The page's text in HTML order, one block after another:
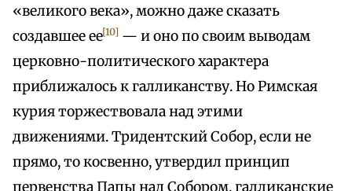
«великого века», можно даже сказать
создавшее ее[10] — и оно по своим выводам
церковно-политического характера
приближалось к галликанству. Но Римская
курия торжествовала над этими
движениями. Тридентский Собор, если не
прямо, то косвенно, утвердил принцип
первенства Папы над Собором, галликанские